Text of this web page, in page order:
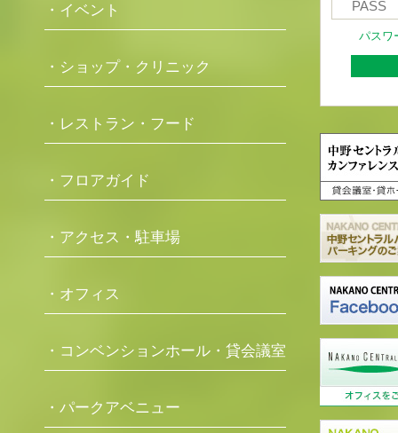
・イベント
・ショップ・クリニック
・レストラン・フード
・フロアガイド
・アクセス・駐車場
・オフィス
・コンベンションホール・貸会議室
・パークアベニュー
パスワ